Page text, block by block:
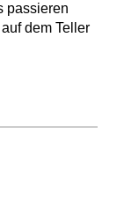
passieren
dem Teller